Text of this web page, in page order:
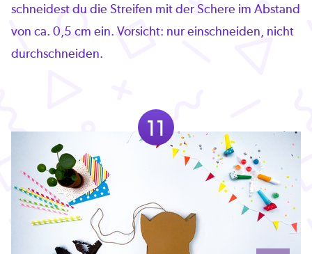
schneidest du die Streifen mit der Schere im Abstand
von ca. 0,5 cm ein. Vorsicht: nur einschneiden, nicht
durchschneiden.
11